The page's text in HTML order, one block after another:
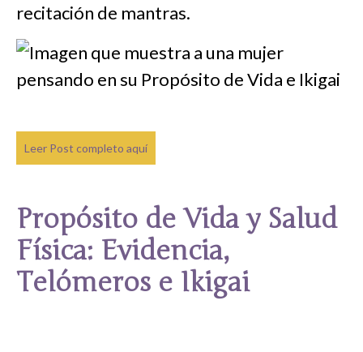
recitación de mantras.
Leer Post completo aquí
Propósito de Vida y Salud
Física: Evidencia,
Telómeros e Ikigai